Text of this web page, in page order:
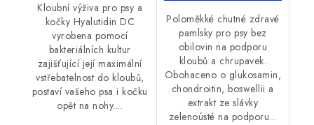
Kloubní výživa pro psy a
kočky Hyalutidin DC
vyrobena pomocí
bakteriálních kultur
zajišťující její maximální
vstřebatelnost do kloubů,
postaví vašeho psa i kočku
opět na nohy....
Poloměkké chutné zdravé
pamlsky pro psy bez
obilovin na podporu
kloubů a chrupavek.
Obohaceno o glukosamin,
chondroitin, boswellii a
extrakt ze slávky
zelenoústé na podporu...